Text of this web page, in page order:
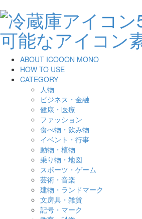
ABOUT ICOOON MONO
HOW TO USE
CATEGORY
人物
ビジネス・金融
健康・医療
ファッション
食べ物・飲み物
イベント・行事
動物・植物
乗り物・地図
スポーツ・ゲーム
芸術・音楽
建物・ランドマーク
文房具・雑貨
記号・マーク